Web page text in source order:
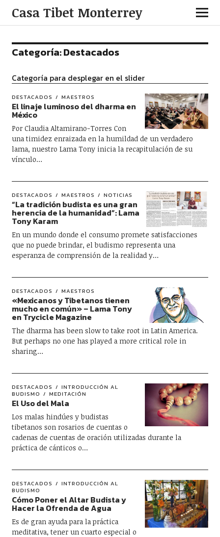
Casa Tibet Monterrey
Categoría:Destacados
Categoría para desplegar en el slider
DESTACADOS MAESTROS
El linaje luminoso del dharma en
México
Por Claudia Altamirano-Torres Con
una timidez enraizada en la humildad de un verdadero
lama, nuestro Lama Tony inicia la recapitulación de su
vínculo…
DESTACADOS MAESTROS NOTICIAS
“La tradición budista es una gran
herencia de la humanidad”: Lama
Tony Karam
En un mundo donde el consumo promete satisfacciones
que no puede brindar, el budismo representa una
esperanza de comprensión de la realidad y…
DESTACADOS MAESTROS
«Mexicanos y Tibetanos tienen
mucho en común» – Lama Tony
en Trycicle Magazine
The dharma has been slow to take root in Latin America.
But perhaps no one has played a more critical role in
sharing…
DESTACADOS
INTRODUCCIÓN AL
BUDISMO
MEDITACIÓN
El Uso del Mala
Los malas hindúes y budistas
tibetanos son rosarios de cuentas o
cadenas de cuentas de oración utilizadas durante la
práctica de cánticos o…
DESTACADOS
INTRODUCCIÓN AL
BUDISMO
Cómo Poner el Altar Budista y
Hacer la Ofrenda de Agua
Es de gran ayuda para la práctica
meditativa, tener un cuarto especial o